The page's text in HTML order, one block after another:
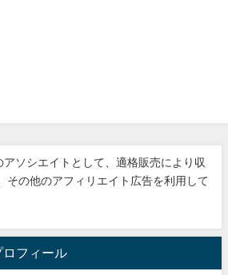
ソシエイトとして、適格販売により収
その他のアフィリエイト広告を利用して
ロフィール